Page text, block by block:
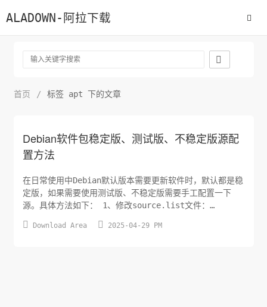
ALADOWN-阿拉下载

首页 / 标签 apt 下的文章
Debian软件包稳定版、测试版、不稳定版源配
置方法
在日常使用中Debian默认版本需要更新软件时，默认都是稳
定版，如果需要使用测试版、不稳定版需要手工配置一下
源。具体方法如下： 1、修改source.list文件：
稳定版 ```csharp deb
 Download Area  2025-04-29 PM